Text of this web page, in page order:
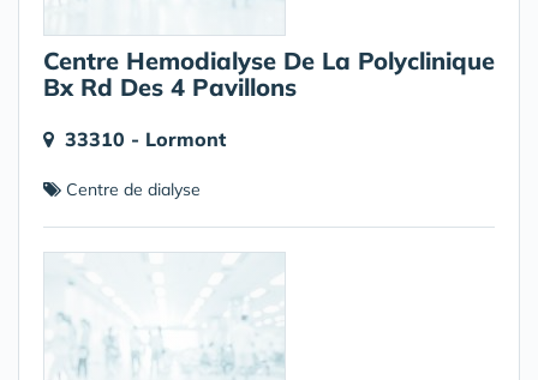
Centre Hemodialyse De La Polyclinique
Bx Rd Des 4 Pavillons
33310 - Lormont
Centre de dialyse